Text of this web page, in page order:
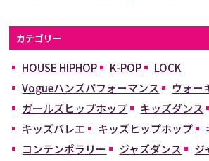
カテゴリー
HOUSE HIPHOP K-POP
LOCK
Vogueハンズパフォーマンス
ウォー
ガールズヒップホップ
キッズダンス
キッズバレエ
キッズヒップホップ
コンテンポラリー
ジャズダンス ジ